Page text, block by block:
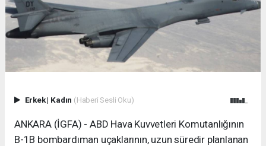
Erkek| Kadın (Haberi Sesli Oku)
ANKARA (İGFA) - ABD Hava Kuvvetleri Komutanlığının
B-1B bombardıman uçaklarının, uzun süredir planlanan